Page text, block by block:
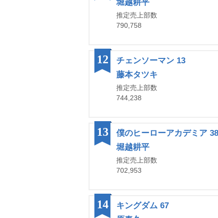
堀越耕平
推定売上部数
790,758
チェンソーマン 13
藤本タツキ
推定売上部数
744,238
12
僕のヒーローアカデミア 38
堀越耕平
推定売上部数
702,953
13
キングダム 67
14